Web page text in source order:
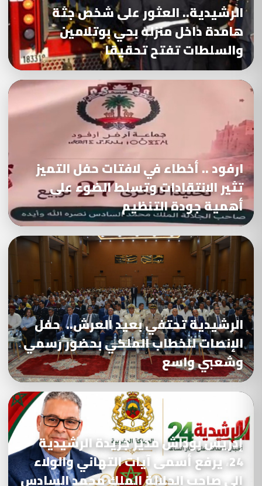
الرشيدية.. العثور على شخص جثة
هامدة داخل منزله بحي بوتلامين
والسلطات تفتح تحقيقا
ارفود .. أخطاء في لافتات حفل التميز
تثير الانتقادات وتسلط الضوء على
أهمية جودة التنظيم
الرشيدية تحتفي بعيد العرش.. حفل
الإنصات للخطاب الملكي بحضور رسمي
وشعبي واسع
إدريس بوداش مدير جريدة الرشيدية
24، يرفع أسمى آيات التهاني والولاء
إلى صاحب الجلالة الملك محمد السادس